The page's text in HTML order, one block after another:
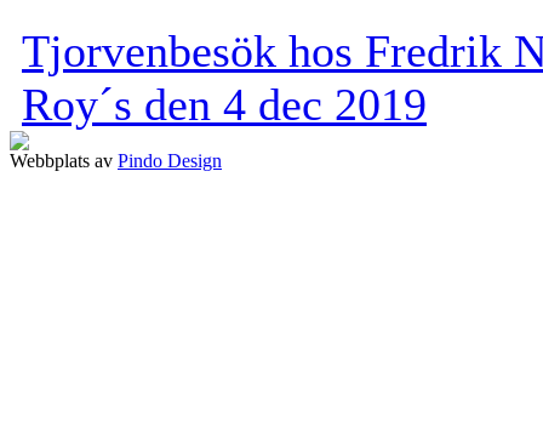
Tjorvenbesök hos Fredrik
Roy´s den 4 dec 2019
Webbplats av Pindo Design